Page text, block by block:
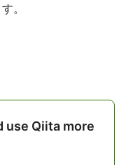
。
use Qiita more